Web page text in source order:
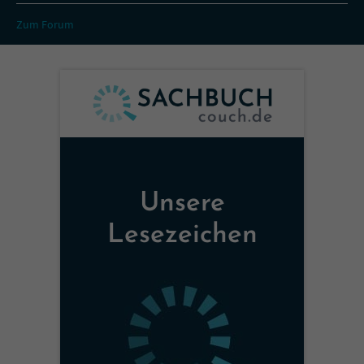
Zum Forum
Unsere
Lesezeichen